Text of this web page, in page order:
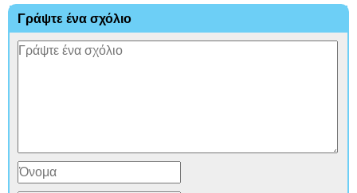
Γράψτε ένα σχόλιο